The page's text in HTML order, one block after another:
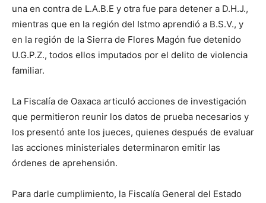
una en contra de L.A.B.E y otra fue para detener a D.H.J.,
mientras que en la región del Istmo aprendió a B.S.V., y
en la región de la Sierra de Flores Magón fue detenido
U.G.P.Z., todos ellos imputados por el delito de violencia
familiar.
La Fiscalía de Oaxaca articuló acciones de investigación
que permitieron reunir los datos de prueba necesarios y
los presentó ante los jueces, quienes después de evaluar
las acciones ministeriales determinaron emitir las
órdenes de aprehensión.
Para darle cumplimiento, la Fiscalía General del Estado